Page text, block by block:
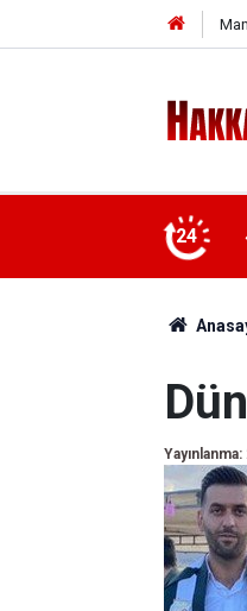
24
Yayınlanma: